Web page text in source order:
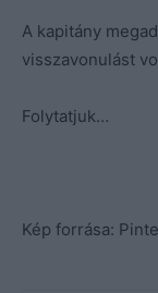
A kapitány
visszavonulást
Folytatjuk…
Kép forrása: